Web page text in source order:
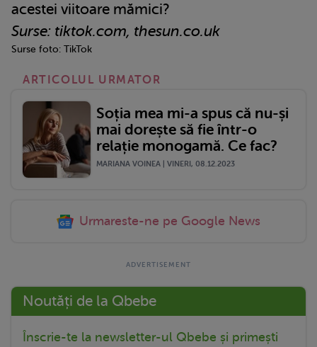
acestei viitoare mămici?
Surse: tiktok.com, thesun.co.uk
Surse foto: TikTok
ARTICOLUL URMATOR
Soția mea mi-a spus că nu-și
mai dorește să fie într-o
relație monogamă. Ce fac?
MARIANA VOINEA | VINERI, 08.12.2023
Urmareste-ne pe Google News
Noutăți de la Qbebe
Înscrie-te la newsletter-ul Qbebe și primești